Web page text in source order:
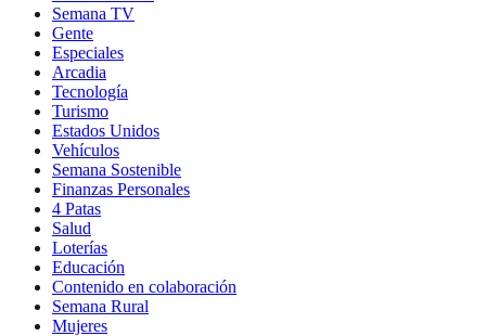
Semana TV
Gente
Especiales
Arcadia
Tecnología
Turismo
Estados Unidos
Vehículos
Semana Sostenible
Finanzas Personales
4 Patas
Salud
Loterías
Educación
Contenido en colaboración
Semana Rural
Mujeres